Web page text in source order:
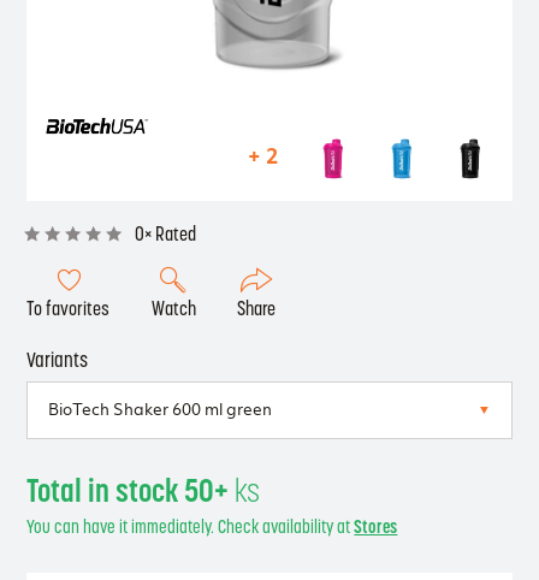
+ 2
0× Rated
To favorites Watch Share
Variants
Total in stock 50+ ks
You can have it immediately. Check availability atStores